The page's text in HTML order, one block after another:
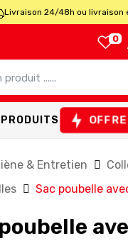
Livraison 24/48h ou livraison
0
& Entretien
Sac poubelle